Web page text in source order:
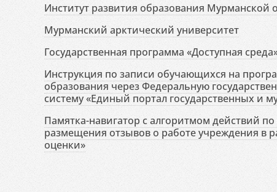
Институт развития образования Мурманской
Мурманский арктический университет
Государственная программа «Доступная
Инструкция по записи обучающихся на
образования через Федеральную
систему «Единый портал государственных и
Памятка-навигатор с алгоритмом действий по
размещения отзывов о работе учреждения в
оценки»